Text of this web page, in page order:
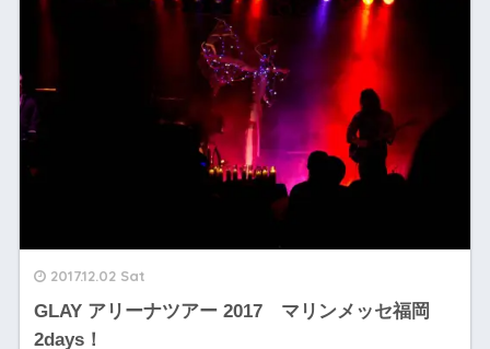
2017.12.02 Sat
GLAY アリーナツアー 2017 マリンメッセ福岡
2days！